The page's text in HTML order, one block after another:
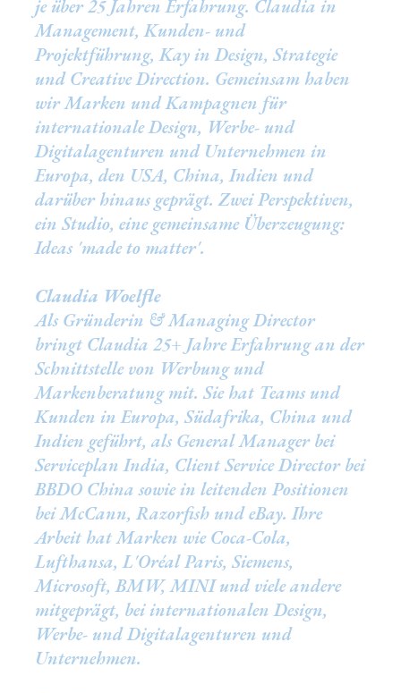
je über 25 Jahren Erfahrung. Claudia in
Management, Kunden- und
Projektführung, Kay in Design, Strategie
und Creative Direction. Gemeinsam haben
wir Marken und Kampagnen für
internationale Design, Werbe- und
Digitalagenturen und Unternehmen in
Europa, den USA, China, Indien und
darüber hinaus geprägt. Zwei Perspektiven,
ein Studio, eine gemeinsame Überzeugung:
Ideas 'made to matter'.
Claudia Woelfle
Als Gründerin & Managing Director
bringt Claudia 25+ Jahre Erfahrung an der
Schnittstelle von Werbung und
Markenberatung mit. Sie hat Teams und
Kunden in Europa, Südafrika, China und
Indien geführt, als General Manager bei
Serviceplan India, Client Service Director bei
BBDO China sowie in leitenden Positionen
bei McCann, Razorfish und eBay. Ihre
Arbeit hat Marken wie Coca-Cola,
Lufthansa, L'Oréal Paris, Siemens,
Microsoft, BMW, MINI und viele andere
mitgeprägt, bei internationalen Design,
Werbe- und Digitalagenturen und
Unternehmen.